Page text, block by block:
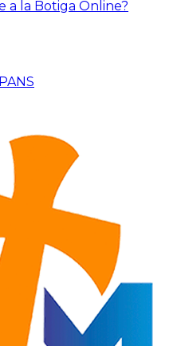
a la Botiga Online?